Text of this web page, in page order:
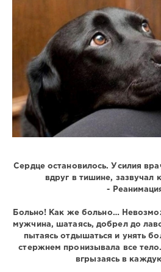
Сердце остановилось. Усилия
вдруг в тишине, зазвучал
-
Больно! Как же больно…
мужчина, шатаясь, добрел до
пытаясь отдышаться и унять
стержнем пронизывала все
вгрызаясь в